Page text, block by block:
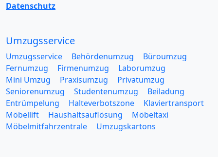
Datenschutz
Umzugsservice
Umzugsservice Behördenumzug
Büroumzug
Fernumzug
Firmenumzug
Laborumzug
Mini Umzug
Praxisumzug
Privatumzug
Seniorenumzug
Studentenumzug
Beiladung
Entrümpelung
Halteverbotszone
Klaviertransport
Möbellift
Haushaltsauflösung
Möbeltaxi
Möbelmitfahrzentrale
Umzugskartons